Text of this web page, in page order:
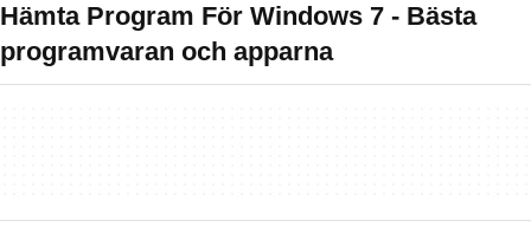
Hämta Program För Windows 7 - Bästa
programvaran och apparna